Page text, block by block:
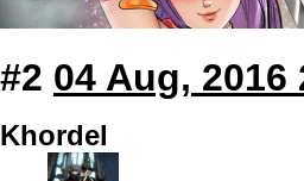
#2 04 Aug, 2016
Khordel